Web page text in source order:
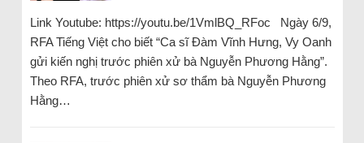
Link Youtube: https://youtu.be/1VmlBQ_RFoc Ngày 6/9,
RFA Tiếng Việt cho biết “Ca sĩ Đàm Vĩnh Hưng, Vy Oanh
gửi kiến nghị trước phiên xử bà Nguyễn Phương Hằng”.
Theo RFA, trước phiên xử sơ thẩm bà Nguyễn Phương
Hằng…